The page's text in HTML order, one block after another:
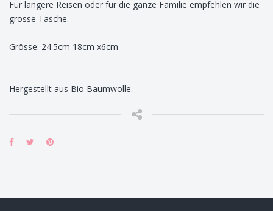
Für längere Reisen oder für die ganze Familie empfehlen wir die
grosse Tasche.
Grösse: 24.5cm 18cm x6cm
Hergestellt aus Bio Baumwolle.